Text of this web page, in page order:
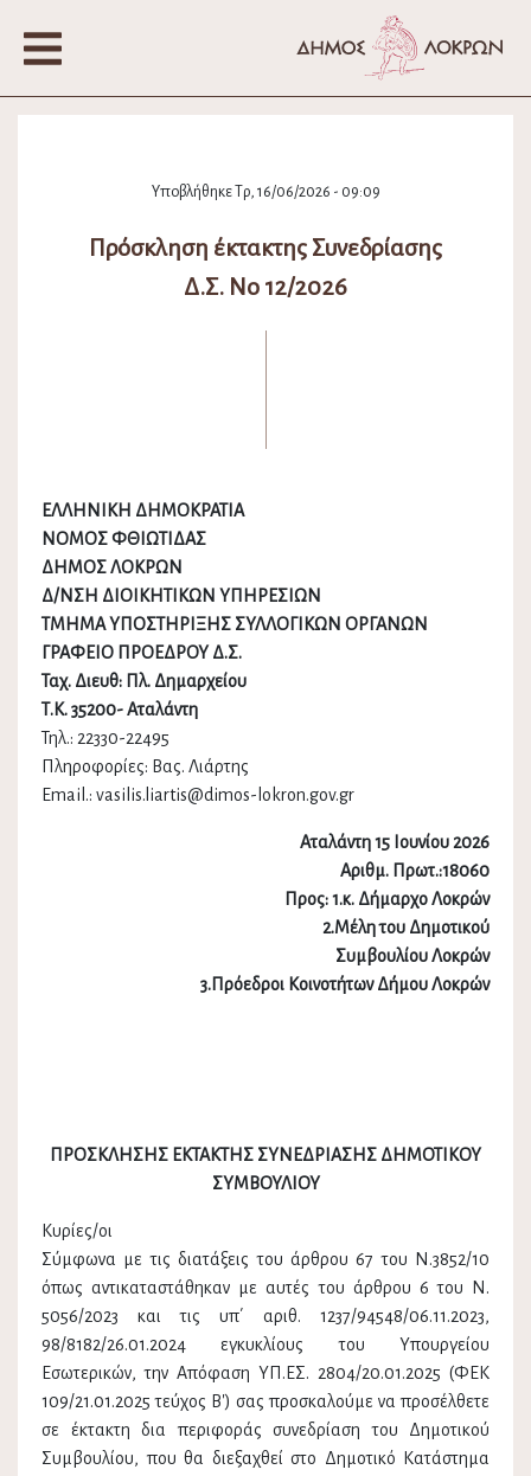
Υποβλήθηκε Τρ, 16/06/2026 - 09:09
Πρόσκληση έκτακτης Συνεδρίασης
Δ.Σ. Νο 12/2026
ΕΛΛΗΝΙΚΗ ΔΗΜΟΚΡΑΤΙΑ
ΝΟΜΟΣ ΦΘΙΩΤΙΔΑΣ
ΔΗΜΟΣ ΛΟΚΡΩΝ
Δ/ΝΣΗ ΔΙΟΙΚΗΤΙΚΩΝ ΥΠΗΡΕΣΙΩΝ
ΤΜΗΜΑ ΥΠΟΣΤΗΡΙΞΗΣ ΣΥΛΛΟΓΙΚΩΝ ΟΡΓΑΝΩΝ
ΓΡΑΦΕΙΟ ΠΡΟΕΔΡΟΥ Δ.Σ.
Ταχ. Διευθ: Πλ. Δημαρχείου
Τ.Κ. 35200- Αταλάντη
Τηλ.: 22330-22495
Πληροφορίες: Βας. Λιάρτης
Email.: vasilis.liartis@dimos-lokron.gov.gr
Αταλάντη 15 Ιουνίου 2026
Αριθμ. Πρωτ.:18060
Προς: 1.κ. Δήμαρχο Λοκρών
2.Μέλη του Δημοτικού
Συμβουλίου Λοκρών
3.Πρόεδροι Κοινοτήτων Δήμου Λοκρών
ΠΡΟΣΚΛΗΣΗΣ ΕΚΤΑΚΤΗΣ ΣΥΝΕΔΡΙΑΣΗΣ ΔΗΜΟΤΙΚΟΥ
ΣΥΜΒΟΥΛΙΟΥ
Κυρίες/οι
Σύμφωνα με τις διατάξεις του άρθρου 67 του Ν.3852/10
όπως αντικαταστάθηκαν με αυτές του άρθρου 6 του Ν.
5056/2023 και τις υπ΄ αριθ. 1237/94548/06.11.2023,
98/8182/26.01.2024 εγκυκλίους του Υπουργείου
Εσωτερικών, την Απόφαση ΥΠ.ΕΣ. 2804/20.01.2025 (ΦΕΚ
109/21.01.2025 τεύχος Β') σας προσκαλούμε να προσέλθετε
σε έκτακτη δια περιφοράς συνεδρίαση του Δημοτικού
Συμβουλίου, που θα διεξαχθεί στο Δημοτικό Κατάστημα